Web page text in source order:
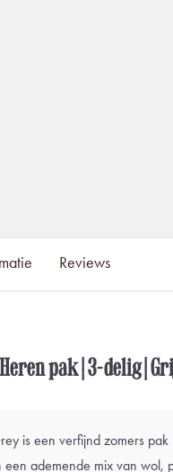
Reviews
pak | 3-delig |
is een verfijnd zomers
een ademende mix van wol,